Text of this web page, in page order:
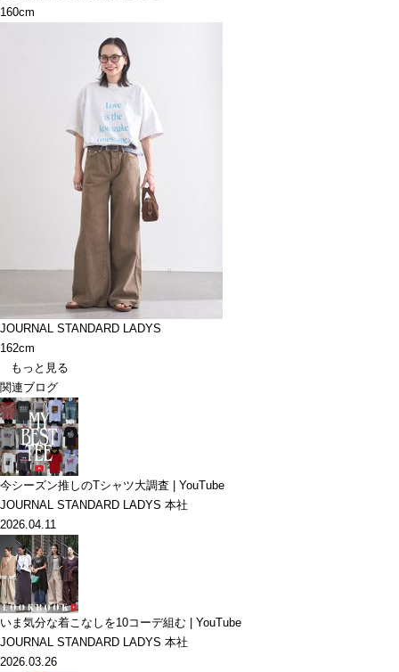
160cm
JOURNAL STANDARD LADYS
162cm
もっと見る
関連ブログ
今シーズン推しのTシャツ大調査 | YouTube
JOURNAL STANDARD LADYS 本社
2026.04.11
いま気分な着こなしを10コーデ組む | YouTube
JOURNAL STANDARD LADYS 本社
2026.03.26